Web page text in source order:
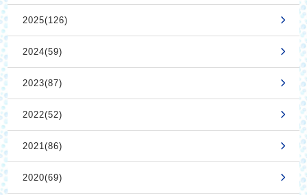
2025(126)
2024(59)
2023(87)
2022(52)
2021(86)
2020(69)